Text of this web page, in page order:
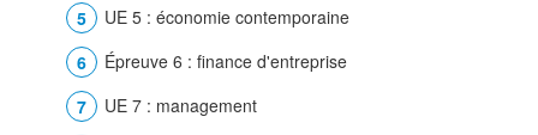
UE 5 : économie contemporaine
Épreuve 6 : finance d'entreprise
UE 7 : management